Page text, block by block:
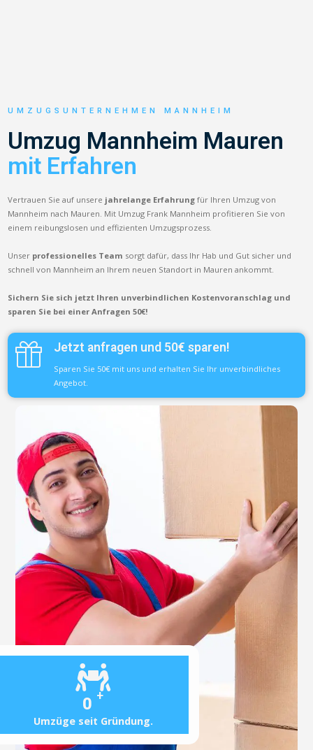
0 +
Umzüge seit Gründung.
UMZUGSUNTERNEHMEN MANNHEIM
Umzug Mannheim Mauren
mit Erfahren
Vertrauen Sie auf unsere jahrelange Erfahrung für Ihren Umzug von
Mannheim nach Mauren. Mit Umzug Frank Mannheim profitieren Sie von
einem reibungslosen und effizienten Umzugsprozess.
Unser professionelles Team sorgt dafür, dass Ihr Hab und Gut sicher und
schnell von Mannheim an Ihrem neuen Standort in Mauren ankommt.
Sichern Sie sich jetzt Ihren unverbindlichen Kostenvoranschlag und
sparen Sie bei einer Anfragen 50€!
Jetzt anfragen und 50€ sparen!
Sparen Sie 50€ mit uns und erhalten Sie Ihr unverbindliches
Angebot.